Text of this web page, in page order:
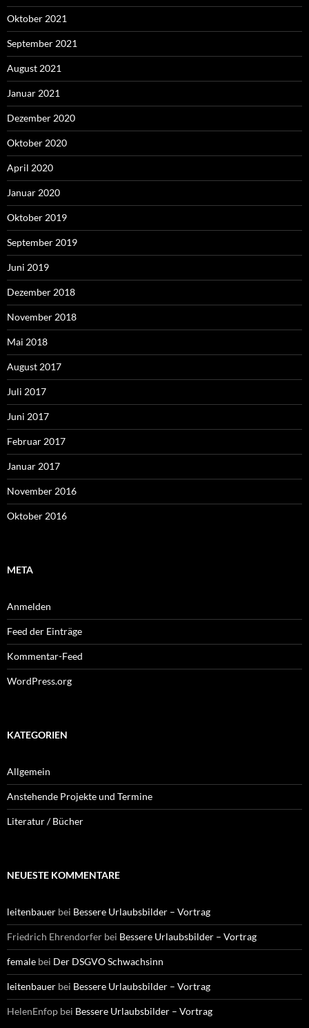
Oktober 2021
September 2021
August 2021
Januar 2021
Dezember 2020
Oktober 2020
April 2020
Januar 2020
Oktober 2019
September 2019
Juni 2019
Dezember 2018
November 2018
Mai 2018
August 2017
Juli 2017
Juni 2017
Februar 2017
Januar 2017
November 2016
Oktober 2016
META
Anmelden
Feed der Einträge
Kommentar-Feed
WordPress.org
KATEGORIEN
Allgemein
Anstehende Projekte und Termine
Literatur / Bücher
NEUESTE KOMMENTARE
leitenbauer bei Bessere Urlaubsbilder – Vortrag
Friedrich Ehrendorfer bei Bessere Urlaubsbilder – Vortrag
female bei Der DSGVO Schwachsinn
leitenbauer bei Bessere Urlaubsbilder – Vortrag
HelenEnfop bei Bessere Urlaubsbilder – Vortrag